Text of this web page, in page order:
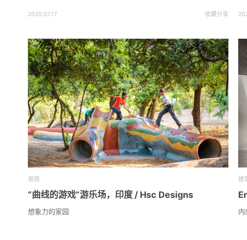
2025.01.17 收藏分享
景观
“曲线的游戏”游乐场，印度 / Hsc Designs
想象力的家园
建
内